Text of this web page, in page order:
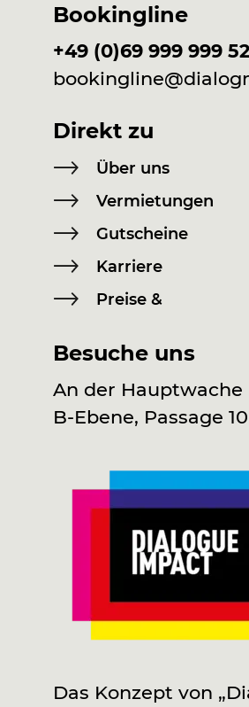
Bookingline
+49 (0)69 999 999
Direkt zu
Über uns
Vermietungen
Gutscheine
Karriere
Preise &
Besuche uns
An der Hauptwache
B-Ebene, Passage 10
Das Konzept von